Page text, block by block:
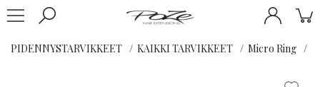
PIDENNYSTARVIKKEET KAIKKI TARVIKKEET Micro Ring